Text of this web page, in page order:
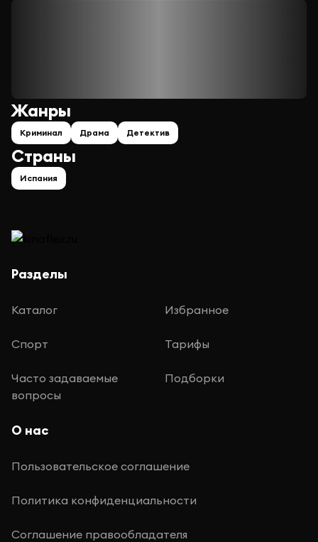
Страны
Испания
Жанры
Криминал Драма Детектив
Разделы
Каталог Избранное
Спорт Тарифы
Часто задаваемые
вопросы
Подборки
О нас
Пользовательское соглашение
Политика конфиденциальности
Соглашение правообладателя